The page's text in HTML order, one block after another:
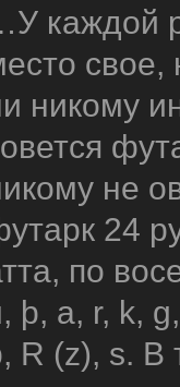
каждой
никому
не
24
по
þ, a, r, k,
R (z), s. В